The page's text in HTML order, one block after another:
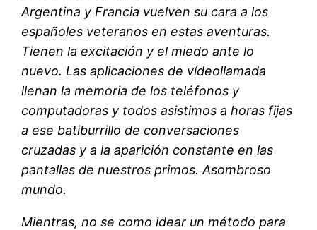
Argentina y Francia vuelven su cara a los
españoles veteranos en estas aventuras.
Tienen la excitación y el miedo ante lo
nuevo. Las aplicaciones de vídeollamada
llenan la memoria de los teléfonos y
computadoras y todos asistimos a horas fijas
a ese batiburrillo de conversaciones
cruzadas y a la aparición constante en las
pantallas de nuestros primos. Asombroso
mundo.
Mientras, no se como idear un método para